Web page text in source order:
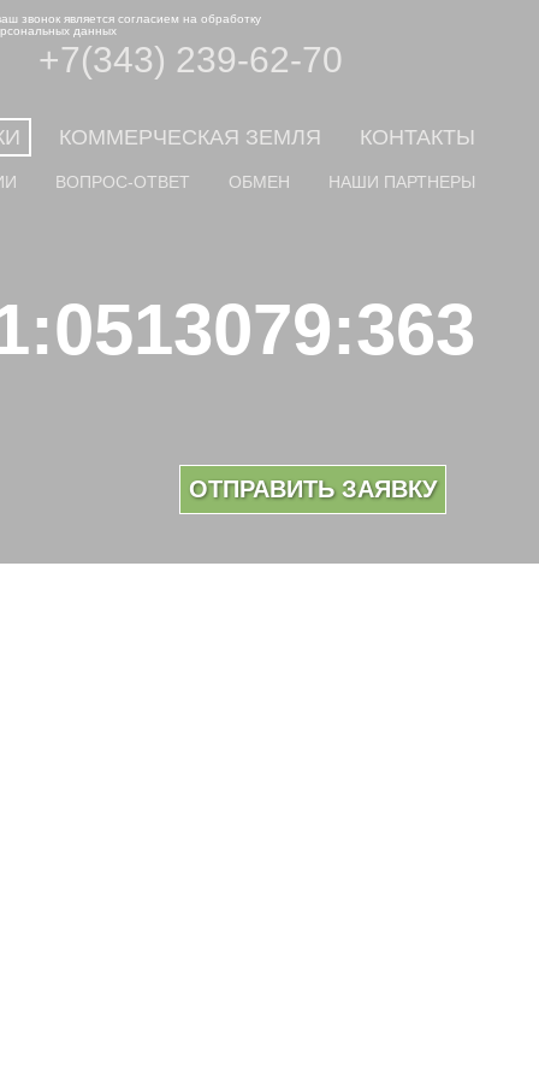
звонок является согласием на обработку
данных
+7(343) 239-62-70
КОММЕРЧЕСКАЯ ЗЕМЛЯ КОНТАКТЫ
ВОПРОС-ОТВЕТ ОБМЕН НАШИ ПАРТНЕРЫ
ОТПРАВИТЬ ЗАЯВКУ